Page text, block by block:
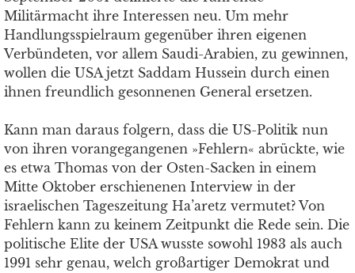
Militärmacht ihre Interessen neu. Um mehr
Handlungsspielraum gegenüber ihren eigenen
Verbündeten, vor allem Saudi-Arabien, zu gewinnen,
wollen die USA jetzt Saddam Hussein durch einen
ihnen freundlich gesonnenen General ersetzen.
Kann man daraus folgern, dass die US-Politik nun
von ihren vorangegangenen »Fehlern« abrückte, wie
es etwa Thomas von der Osten-Sacken in einem
Mitte Oktober erschienenen Interview in der
israelischen Tageszeitung Ha’aretz vermutet? Von
Fehlern kann zu keinem Zeitpunkt die Rede sein. Die
politische Elite der USA wusste sowohl 1983 als auch
1991 sehr genau, welch großartiger Demokrat und